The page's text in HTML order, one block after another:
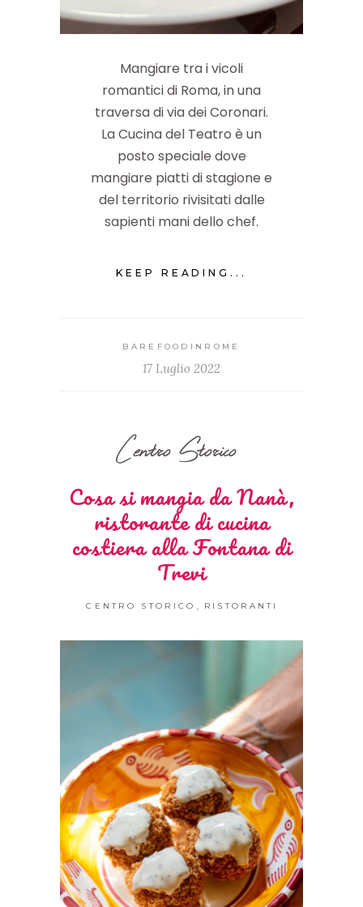
Mangiare tra i vicoli
romantici di Roma, in una
traversa di via dei Coronari.
La Cucina del Teatro è un
posto speciale dove
mangiare piatti di stagione e
del territorio rivisitati dalle
sapienti mani dello chef.
KEEP READING...
BAREFOODINROME
17 Luglio 2022
Centro Storico
Cosa si mangia da Nanà,
ristorante di cucina
costiera alla Fontana di
Trevi
CENTRO STORICO RISTORANTI